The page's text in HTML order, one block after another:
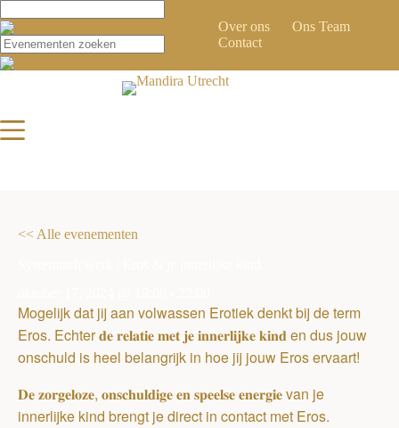
naar
de
inhoud
Over ons
Ons Team
Contact
<< Alle evenementen
Mogelijk dat jij aan volwassen Erotiek denkt bij de term
Eros. Echter 𝐝𝐞 𝐫𝐞𝐥𝐚𝐭𝐢𝐞 𝐦𝐞𝐭 𝐣𝐞 𝐢𝐧𝐧𝐞𝐫𝐥𝐢𝐣𝐤𝐞 𝐤𝐢𝐧𝐝 en dus jouw
onschuld is heel belangrijk in hoe jij jouw Eros ervaart!
𝐃𝐞 𝐳𝐨𝐫𝐠𝐞𝐥𝐨𝐳𝐞, 𝐨𝐧𝐬𝐜𝐡𝐮𝐥𝐝𝐢𝐠𝐞 𝐞𝐧 𝐬𝐩𝐞𝐞𝐥𝐬𝐞 𝐞𝐧𝐞𝐫𝐠𝐢𝐞 van je
innerlijke kind brengt je direct in contact met Eros.